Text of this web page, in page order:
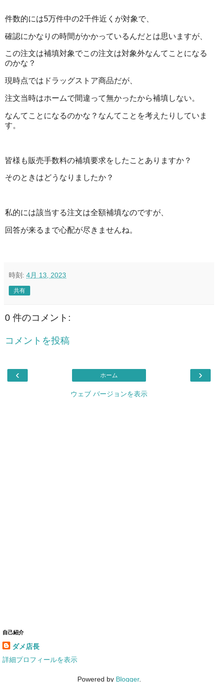
件数的には5万件中の2千件近くが対象で、
確認にかなりの時間がかかっているんだとは思いますが、
この注文は補填対象でこの注文は対象外なんてことになる
のかな？
現時点ではドラッグストア商品だが、
注文当時はホームで間違って無かったから補填しない。
なんてことになるのかな？なんてことを考えたりしていま
す。
皆様も販売手数料の補填要求をしたことありますか？
そのときはどうなりましたか？
私的には該当する注文は全額補填なのですが、
回答が来るまで心配が尽きませんね。
時刻: 4月 13, 2023
共有
0 件のコメント:
コメントを投稿
‹ ›
ホーム
ウェブ バージョンを表示
自己紹介
ダメ店長
詳細プロフィールを表示
Powered by Blogger.